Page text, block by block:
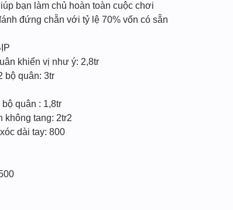
bạn làm chủ hoàn toàn cuộc chơi
đứng chẵn với tỷ lệ 70% vốn có sẵn
khiển vị như ý: 2,8tr
bộ quân: 3tr
quân : 1,8tr
không tang: 2tr2
dài tay: 800